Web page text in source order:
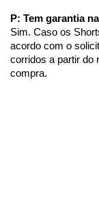
P: Tem garantia
Sim. Caso os
acordo com o
corridos a partir do
compra.